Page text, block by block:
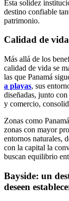
Esta solidez
destino confiable
patrimonio.
Calidad de
Más allá de los
calidad de vida se
las que Panamá
a playas, sus
diseñadas, junto
y comercio,
Zonas como
zonas con mayor
entornos naturales,
con la capital la
buscan equilibrio
Bayside: un
deseen